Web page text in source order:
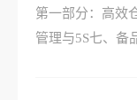
第一部分：高效
管理与5S七、备